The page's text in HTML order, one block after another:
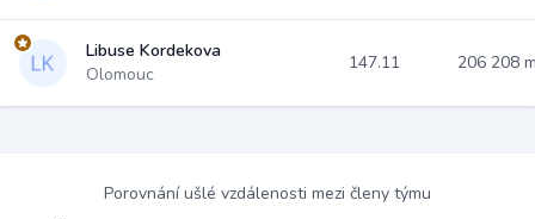
Libuse Kordekova
Olomouc
147.11 206 208
Porovnání ušlé vzdálenosti mezi členy týmu